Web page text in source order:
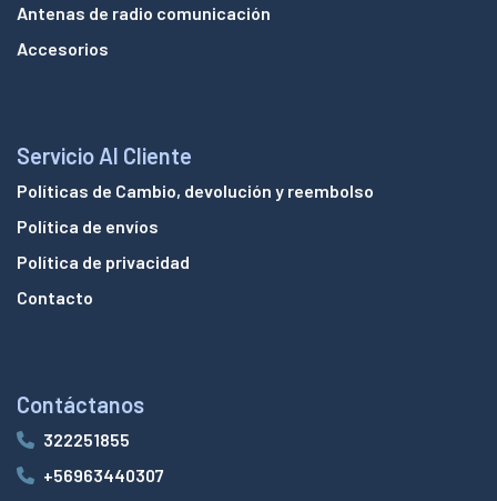
Antenas de radio comunicación
Accesorios
Servicio Al Cliente
Políticas de Cambio, devolución y reembolso
Política de envíos
Política de privacidad
Contacto
Contáctanos
322251855
+56963440307